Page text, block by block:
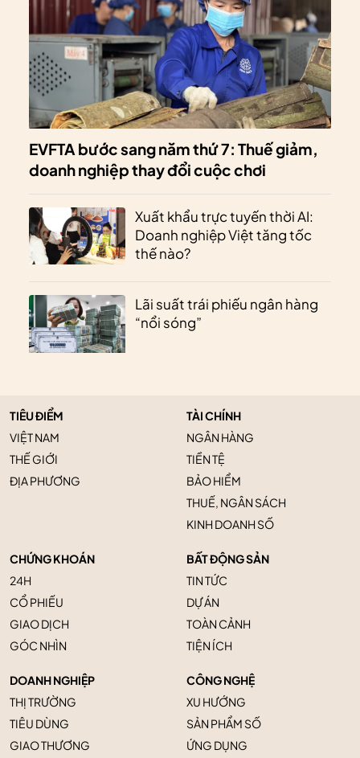
EVFTA bước sang năm thứ 7: Thuế giảm,
doanh nghiệp thay đổi cuộc chơi
Xuất khẩu trực tuyến thời AI:
Doanh nghiệp Việt tăng tốc
thế nào?
Lãi suất trái phiếu ngân hàng
“nổi sóng”
TIÊU ĐIỂM
VIỆT NAM
THẾ GIỚI
ĐỊA PHƯƠNG
TÀI CHÍNH
NGÂN HÀNG
TIỀN TỆ
BẢO HIỂM
THUẾ, NGÂN SÁCH
KINH DOANH SỐ
CHỨNG KHOÁN
24H
CỔ PHIẾU
GIAO DỊCH
GÓC NHÌN
BẤT ĐỘNG SẢN
TIN TỨC
DỰ ÁN
TOÀN CẢNH
TIỆN ÍCH
DOANH NGHIỆP
THỊ TRƯỜNG
TIÊU DÙNG
GIAO THƯƠNG
CÔNG NGHỆ
XU HƯỚNG
SẢN PHẨM SỐ
ỨNG DỤNG